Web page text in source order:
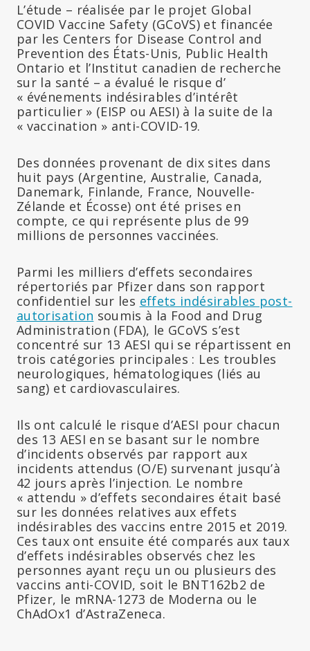
L’étude – réalisée par le projet Global
COVID Vaccine Safety (GCoVS) et financée
par les Centers for Disease Control and
Prevention des États-Unis, Public Health
Ontario et l’Institut canadien de recherche
sur la santé – a évalué le risque d’
« événements indésirables d’intérêt
particulier » (EISP ou AESI) à la suite de la
« vaccination » anti-COVID-19.
Des données provenant de dix sites dans
huit pays (Argentine, Australie, Canada,
Danemark, Finlande, France, Nouvelle-
Zélande et Écosse) ont été prises en
compte, ce qui représente plus de 99
millions de personnes vaccinées.
Parmi les milliers d’effets secondaires
répertoriés par Pfizer dans son rapport
confidentiel sur les effets indésirables post-
autorisation soumis à la Food and Drug
Administration (FDA), le GCoVS s’est
concentré sur 13 AESI qui se répartissent en
trois catégories principales : Les troubles
neurologiques, hématologiques (liés au
sang) et cardiovasculaires.
Ils ont calculé le risque d’AESI pour chacun
des 13 AESI en se basant sur le nombre
d’incidents observés par rapport aux
incidents attendus (O/E) survenant jusqu’à
42 jours après l’injection. Le nombre
« attendu » d’effets secondaires était basé
sur les données relatives aux effets
indésirables des vaccins entre 2015 et 2019.
Ces taux ont ensuite été comparés aux taux
d’effets indésirables observés chez les
personnes ayant reçu un ou plusieurs des
vaccins anti-COVID, soit le BNT162b2 de
Pfizer, le mRNA-1273 de Moderna ou le
ChAdOx1 d’AstraZeneca.